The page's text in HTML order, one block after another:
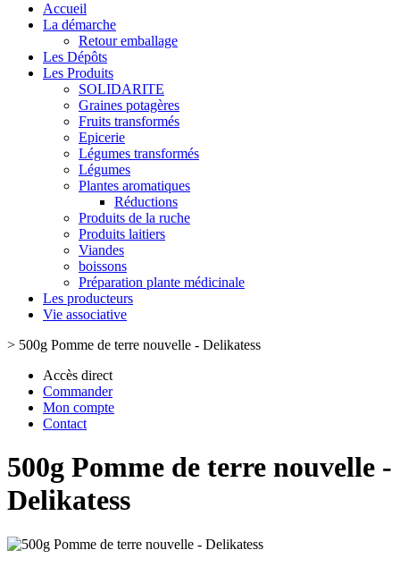
Accueil
La démarche
Retour emballage
Les Dépôts
Les Produits
SOLIDARITE
Graines potagères
Fruits transformés
Epicerie
Légumes transformés
Légumes
Plantes aromatiques
Réductions
Produits de la ruche
Produits laitiers
Viandes
boissons
Préparation plante médicinale
Les producteurs
Vie associative
> 500g Pomme de terre nouvelle - Delikatess
Accès direct
Commander
Mon compte
Contact
500g Pomme de terre nouvelle -
Delikatess